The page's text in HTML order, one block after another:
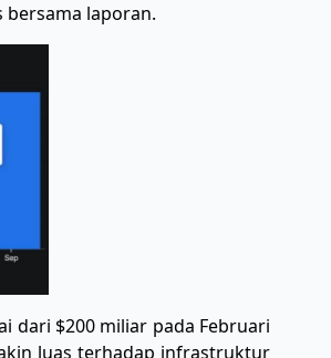
laporan.
dari $200 miliar pada Februari
luas terhadap infrastruktur